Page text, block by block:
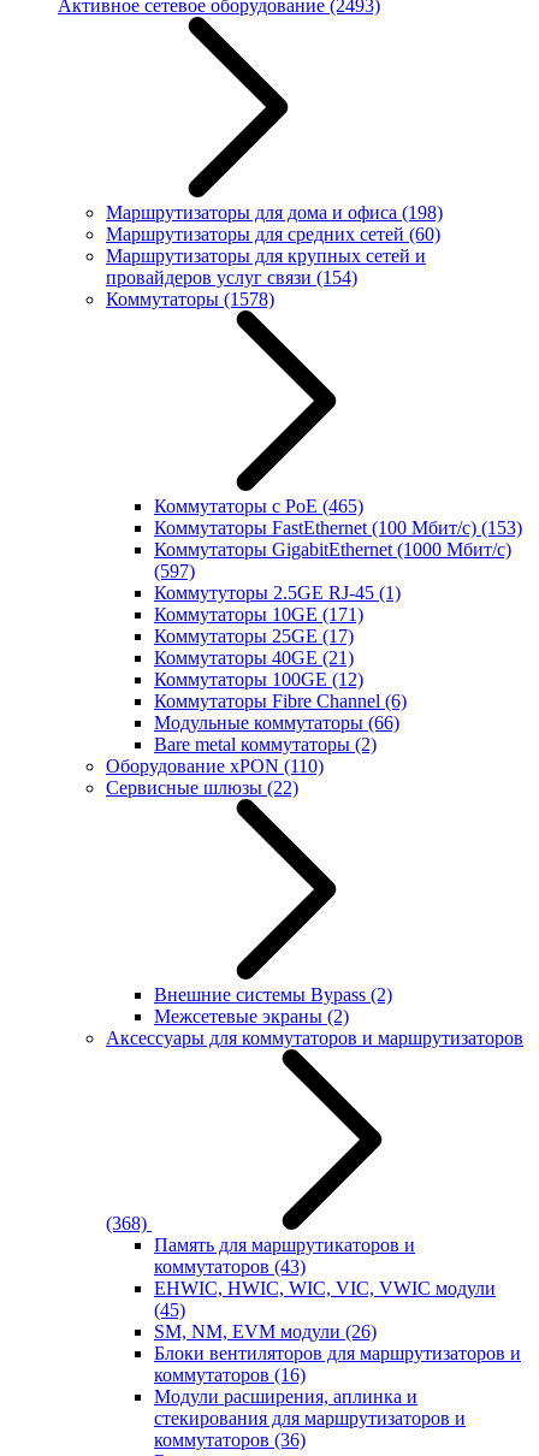
Активное сетевое оборудование (2493)
Маршрутизаторы для дома и офиса (198)
Маршрутизаторы для средних сетей (60)
Маршрутизаторы для крупных сетей и
провайдеров услуг связи (154)
Коммутаторы (1578)
Коммутаторы с PoE (465)
Коммутаторы FastEthernet (100 Мбит/с) (153)
Коммутаторы GigabitEthernet (1000 Мбит/с)
(597)
Коммутуторы 2.5GE RJ-45 (1)
Коммутаторы 10GE (171)
Коммутаторы 25GE (17)
Коммутаторы 40GE (21)
Коммутаторы 100GE (12)
Коммутаторы Fibre Channel (6)
Модульные коммутаторы (66)
Bare metal коммутаторы (2)
Оборудование xPON (110)
Сервисные шлюзы (22)
Внешние системы Bypass (2)
Межсетевые экраны (2)
Аксессуары для коммутаторов и маршрутизаторов
(368)
Память для маршрутикаторов и
коммутаторов (43)
EHWIC, HWIC, WIC, VIC, VWIC модули
(45)
SM, NM, EVM модули (26)
Блоки вентиляторов для маршрутизаторов и
коммутаторов (16)
Модули расширения, аплинка и
стекирования для маршрутизаторов и
коммутаторов (36)